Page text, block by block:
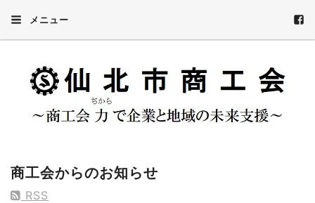
メニュー
商工会からのお知らせ
RSS